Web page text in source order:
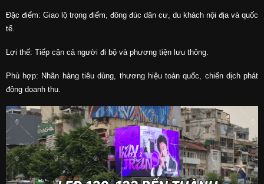
Đặc điểm: Giao lộ trọng điểm, đông đúc dân cư, du khách nội địa và quốc
tế.
Lợi thế: Tiếp cận cả người đi bộ và phương tiện lưu thông.
Phù hợp: Nhãn hàng tiêu dùng, thương hiệu toàn quốc, chiến dịch phát
động doanh thu.